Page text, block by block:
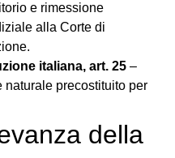
e rimessione
alla Corte di
italiana, art. 25 –
naturale precostituito per
della